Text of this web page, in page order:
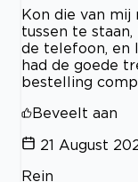
Kon die van mij
tussen te
de telefoon, en
had de goede
bestelling
Beveelt aan
21 August
Rein